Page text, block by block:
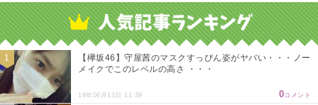
【欅坂46】守屋茜のマスクすっぴん姿がヤバい・・・ノー
メイクでこのレベルの高さ ・・・
16年06月11日 11:39 0コメント